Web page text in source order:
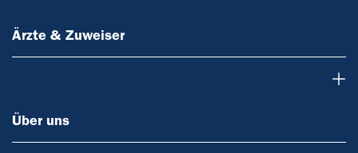
Ärzte & Zuweiser
Über uns